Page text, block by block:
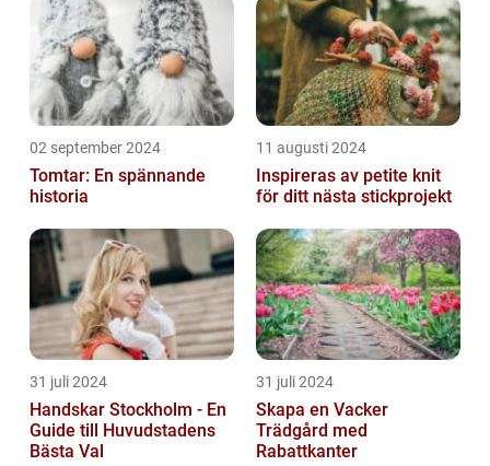
02 september 2024
Tomtar: En spännande
historia
11 augusti 2024
Inspireras av petite knit
för ditt nästa stickprojekt
31 juli 2024
Handskar Stockholm - En
Guide till Huvudstadens
Bästa Val
31 juli 2024
Skapa en Vacker
Trädgård med
Rabattkanter